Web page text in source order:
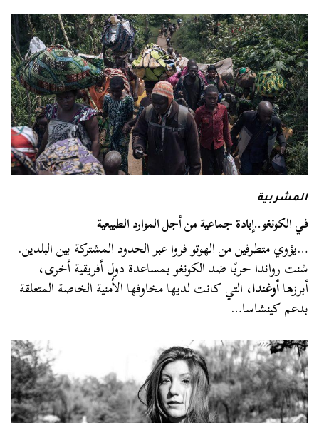
المشربية
في الكونغو..إبادة جماعية من أجل الموارد الطبيعية
…يؤوي متطرفين من الهوتو فروا عبر الحدود المشتركة بين البلدين.
شنت رواندا حربًا ضد الكونغو بمساعدة دول أفريقية أخرى،
أبرزهاأوغندا، التي كانت لديها مخاوفها الأمنية الخاصة المتعلقة
بدعم كينشاسا…